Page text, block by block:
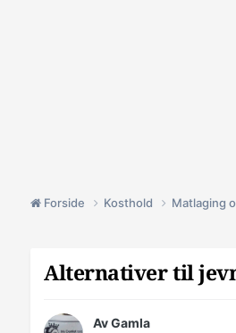
Forside Kosthold Matlaging
Alternativer til
AvGamla